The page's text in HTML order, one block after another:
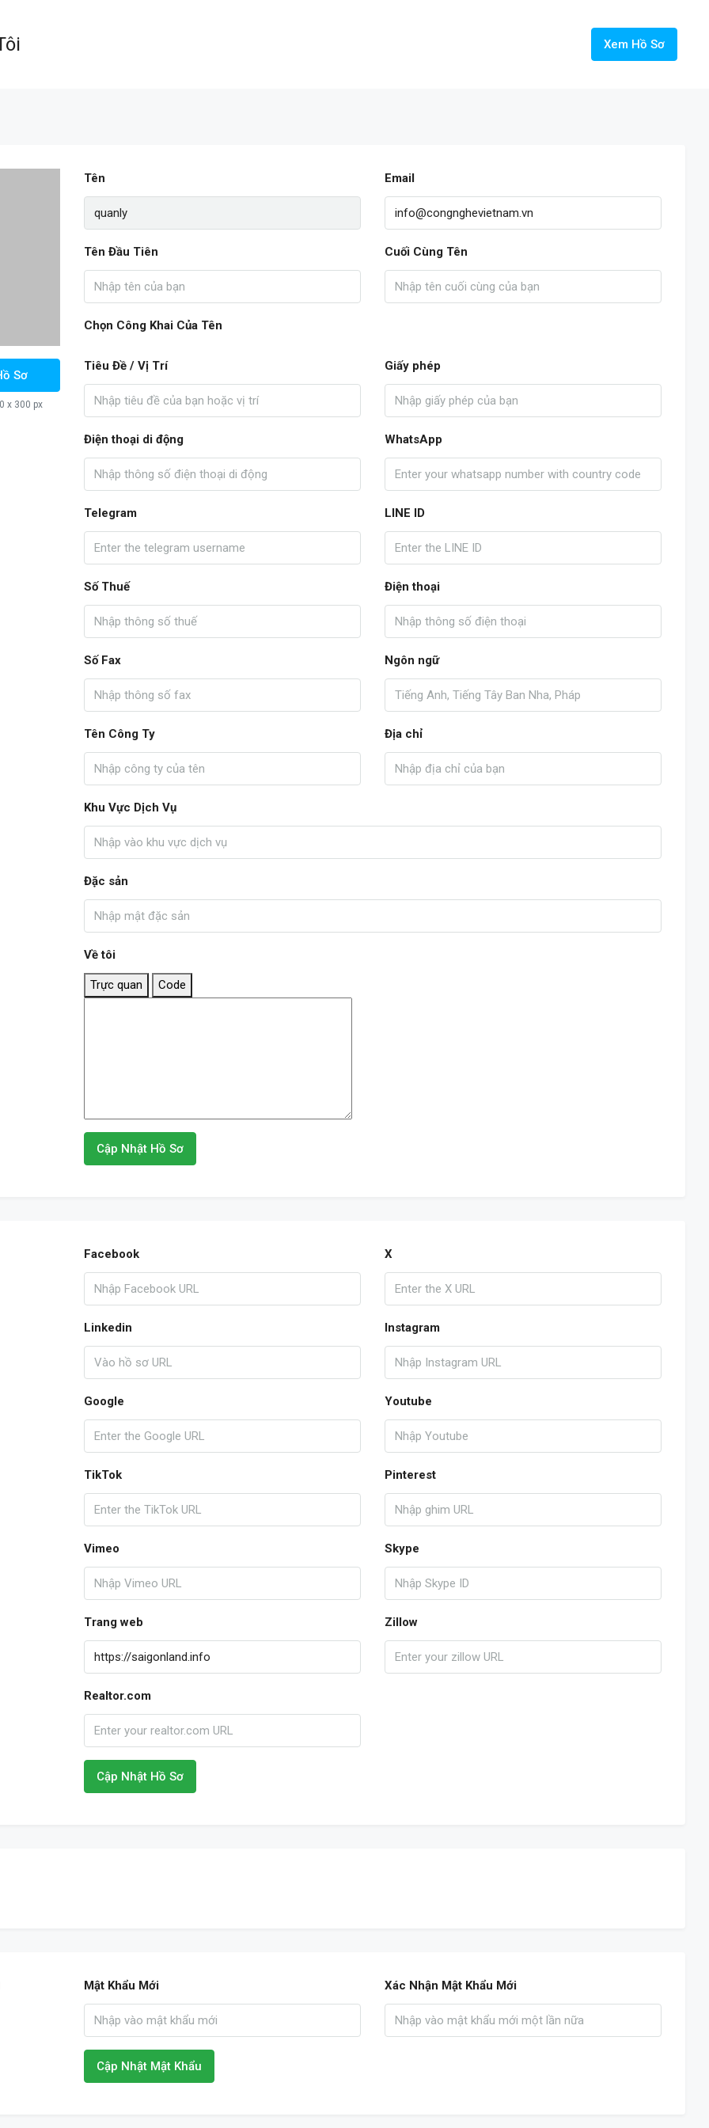
Xem Hồ Sơ
Sơ
x 300 px
Tên Email
Tên Đầu Tiên Cuối Cùng Tên
Chọn Công Khai Của Tên
Tiêu Đề / Vị Trí Giấy phép
Điện thoại di động WhatsApp
Telegram LINE ID
Số Thuế Điện thoại
Số Fax Ngôn ngữ
Tên Công Ty Địa chỉ
Khu Vực Dịch Vụ
Đặc sản
Về tôi
Trực quan Code
Cập Nhật Hồ Sơ
Facebook X
Linkedin Instagram
Google Youtube
TikTok Pinterest
Vimeo Skype
Trang web Zillow
Realtor.com
Cập Nhật Hồ Sơ
Mật Khẩu Mới Xác Nhận Mật Khẩu Mới
Cập Nhật Mật Khẩu